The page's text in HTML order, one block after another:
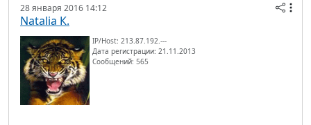
28 января 2016 14:12
Natalia К.
IP/Host: 213.87.192.---
Дата регистрации: 21.11.2013
Сообщений: 565